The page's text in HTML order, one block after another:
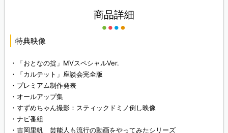
商品詳細
特典映像
・「おとなの掟」MVスペシャルVer.
・「カルテット」座談会完全版
・プレミアム制作発表
・オールアップ集
・すずめちゃん撮影：スティックドミノ倒し映像
・ナビ番組
・吉岡里帆 芸能人も流行の動画をやってみたシリーズ